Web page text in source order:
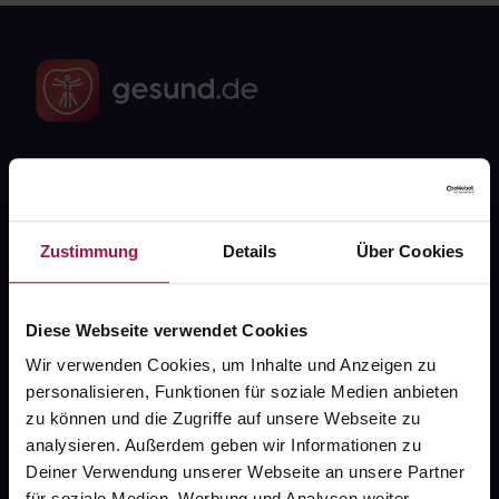
Zustimmung Details Über Cookies
Diese Webseite verwendet Cookies
Wir verwenden Cookies, um Inhalte und Anzeigen zu
personalisieren, Funktionen für soziale Medien anbieten
zu können und die Zugriffe auf unsere Webseite zu
analysieren. Außerdem geben wir Informationen zu
Deiner Verwendung unserer Webseite an unsere Partner
Kontakt
Widerrufsformular
gesund.de